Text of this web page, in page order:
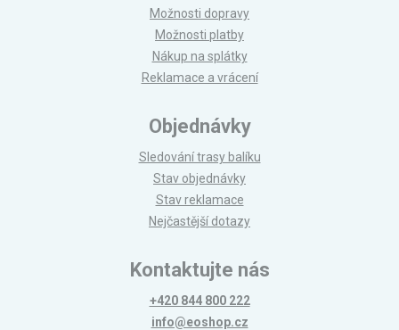
Možnosti dopravy
Možnosti platby
Nákup na splátky
Reklamace a vrácení
Objednávky
Sledování trasy balíku
Stav objednávky
Stav reklamace
Nejčastější dotazy
Kontaktujte nás
+420 844 800 222
info@eoshop.cz